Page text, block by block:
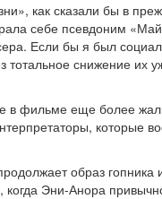
как сказали бы в
себе псевдоним
Если бы я был
тотальное снижение
в фильме еще более
которые
образ
Эни-Анора